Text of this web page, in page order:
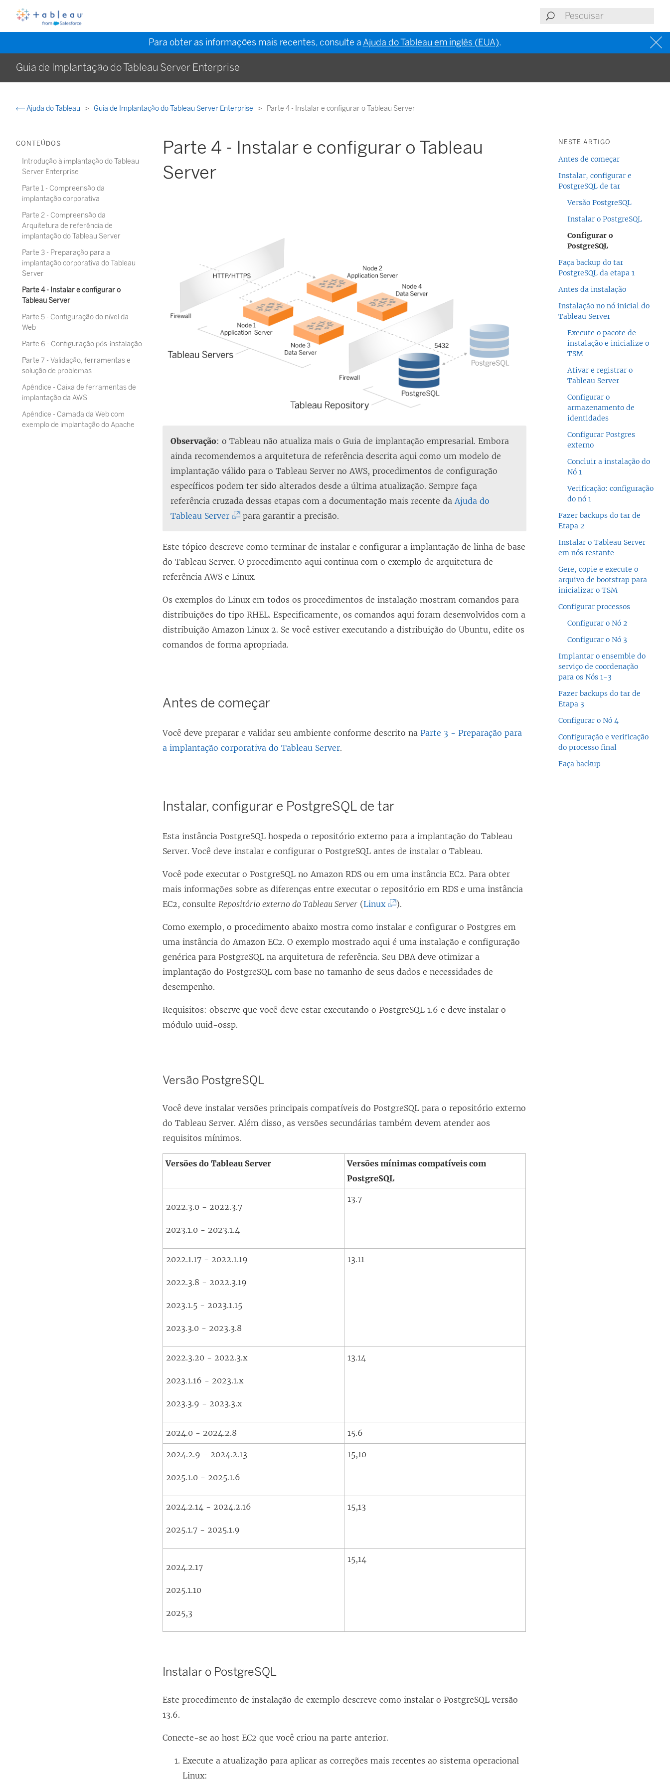
Para obter as informações mais recentes, consulte aAjuda do Tableau em inglês (EUA).
Guia de Implantação do Tableau Server Enterprise
Ajuda do Tableau Guia de Implantação do Tableau Server Enterprise Parte 4 - Instalar e configurar o Tableau Server
CONTEÚDOS
Introdução à implantação do Tableau
Server Enterprise
Parte 1 - Compreensão da
implantação corporativa
Parte 2 - Compreensão da
Arquitetura de referência de
implantação do Tableau Server
Parte 3 - Preparação para a
implantação corporativa do Tableau
Server
Parte 4 - Instalar e configurar o
Tableau Server
Parte 5 - Configuração do nível da
Web
Parte 6 - Configuração pós-instalação
Parte 7 - Validação, ferramentas e
solução de problemas
Apêndice - Caixa de ferramentas de
implantação da AWS
Apêndice - Camada da Web com
exemplo de implantação do Apache
Parte 4 - Instalar e configurar o Tableau
Server
Observação: o Tableau não atualiza mais o Guia de implantação empresarial. Embora
ainda recomendemos a arquitetura de referência descrita aqui como um modelo de
implantação válido para o Tableau Server no AWS, procedimentos de configuração
específicos podem ter sido alterados desde a última atualização. Sempre faça
referência cruzada dessas etapas com a documentação mais recente daAjuda do
Tableau Server(
l
i
n
a
b
r
e
o
para garantir a precisão.
Este tópico descreve como terminar de instalar e configurar a implantação de linha de base
do Tableau Server. O procedimento aqui continua com o exemplo de arquitetura de
referência AWS e Linux.
Os exemplos do Linux em todos os procedimentos de instalação mostram comandos para
distribuições do tipo RHEL. Especificamente, os comandos aqui foram desenvolvidos com a
distribuição Amazon Linux 2. Se você estiver executando a distribuição do Ubuntu, edite os
comandos de forma apropriada.
Antes de começar
Você deve preparar e validar seu ambiente conforme descrito naParte 3 - Preparação para
a implantação corporativa do Tableau Server.
Instalar, configurar e PostgreSQL de tar
Esta instância PostgreSQL hospeda o repositório externo para a implantação do Tableau
Server. Você deve instalar e configurar o PostgreSQL antes de instalar o Tableau.
Você pode executar o PostgreSQL no Amazon RDS ou em uma instância EC2. Para obter
mais informações sobre as diferenças entre executar o repositório em RDS e uma instância
EC2, consulteRepositório externo do Tableau Server (Linux(
b
v
a
a
n
e
).
Como exemplo, o procedimento abaixo mostra como instalar e configurar o Postgres em
uma instância do Amazon EC2. O exemplo mostrado aqui é uma instalação e configuração
genérica para PostgreSQL na arquitetura de referência. Seu DBA deve otimizar a
implantação do PostgreSQL com base no tamanho de seus dados e necessidades de
desempenho.
Requisitos: observe que você deve estar executando o PostgreSQL 1.6 e deve instalar o
módulo uuid-ossp.
Versão PostgreSQL
Você deve instalar versões principais compatíveis do PostgreSQL para o repositório externo
do Tableau Server. Além disso, as versões secundárias também devem atender aos
requisitos mínimos.
Versões do Tableau Server
Versões mínimas compatíveis com
PostgreSQL
2022.3.0 - 2022.3.7
2023.1.0 - 2023.1.4
13.7
2022.1.17 - 2022.1.19
2022.3.8 - 2022.3.19
2023.1.5 - 2023.1.15
2023.3.0 - 2023.3.8
13.11
2022.3.20 - 2022.3.x
2023.1.16 - 2023.1.x
2023.3.9 - 2023.3.x
13.14
2024.0 - 2024.2.8 15.6
2024.2.9 - 2024.2.13
2025.1.0 - 2025.1.6
15,10
2024.2.14 - 2024.2.16
2025.1.7 - 2025.1.9
15,13
2024.2.17
2025.1.10
2025,3
15,14
Instalar o PostgreSQL
Este procedimento de instalação de exemplo descreve como instalar o PostgreSQL versão
13.6.
Conecte-se ao host EC2 que você criou na parte anterior.
Execute a atualização para aplicar as correções mais recentes ao sistema operacional
Linux:
NESTE ARTIGO
Antes de começar
Instalar, configurar e
PostgreSQL de tar
Versão PostgreSQL
Instalar o PostgreSQL
Configurar o
PostgreSQL
Faça backup do tar
PostgreSQL da etapa 1
Antes da instalação
Instalação no nó inicial do
Tableau Server
Execute o pacote de
instalação e inicialize o
TSM
Ativar e registrar o
Tableau Server
Configurar o
armazenamento de
identidades
Configurar Postgres
externo
Concluir a instalação do
Nó 1
Verificação: configuração
do nó 1
Fazer backups do tar de
Etapa 2
Instalar o Tableau Server
em nós restante
Gere, copie e execute o
arquivo de bootstrap para
inicializar o TSM
Configurar processos
Configurar o Nó 2
Configurar o Nó 3
Implantar o ensemble do
serviço de coordenação
para os Nós 1-3
Fazer backups do tar de
Etapa 3
Configurar o Nó 4
Configuração e verificação
do processo final
Faça backup